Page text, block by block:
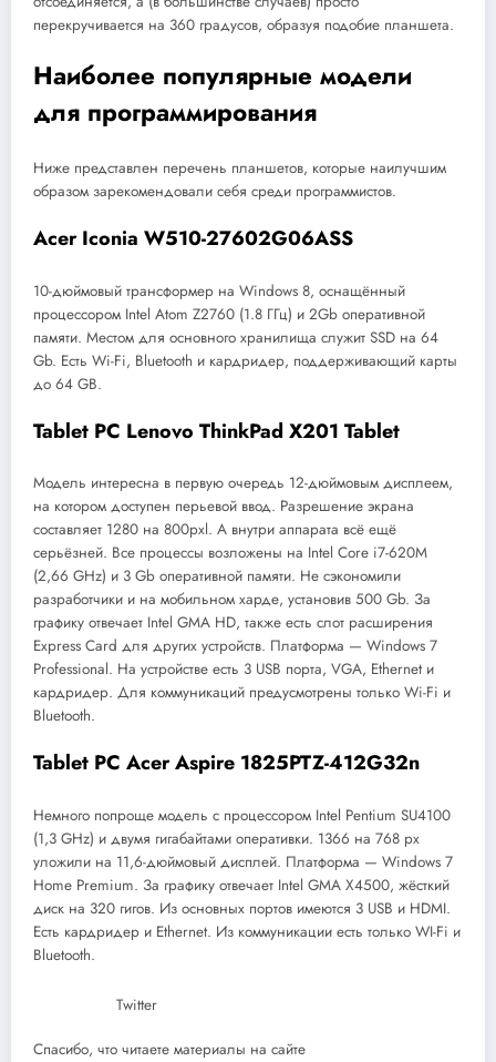
перекручивается на 360 градусов, образуя подобие планшета.
Наиболее популярные модели
для программирования
Ниже представлен перечень планшетов, которые наилучшим
образом зарекомендовали себя среди программистов.
Acer Iconia W510-27602G06ASS
10-дюймовый трансформер на Windows 8, оснащённый
процессором Intel Atom Z2760 (1.8 ГГц) и 2Gb оперативной
памяти. Местом для основного хранилища служит SSD на 64
Gb. Есть Wi-Fi, Bluetooth и кардридер, поддерживающий карты
до 64 GB.
Tablet PC Lenovo ThinkPad X201 Tablet
Модель интересна в первую очередь 12-дюймовым дисплеем,
на котором доступен перьевой ввод. Разрешение экрана
составляет 1280 на 800pxl. А внутри аппарата всё ещё
серьёзней. Все процессы возложены на Intel Core i7-620M
(2,66 GHz) и 3 Gb оперативной памяти. Не сэкономили
разработчики и на мобильном харде, установив 500 Gb. За
графику отвечает Intel GMA HD, также есть слот расширения
Express Card для других устройств. Платформа — Windows 7
Professional. На устройстве есть 3 USB порта, VGA, Ethernet и
кардридер. Для коммуникаций предусмотрены только Wi-Fi и
Bluetooth.
Tablet PC Acer Aspire 1825PTZ-412G32n
Немного попроще модель с процессором Intel Pentium SU4100
(1,3 GHz) и двумя гигабайтами оперативки. 1366 на 768 px
уложили на 11,6-дюймовый дисплей. Платформа — Windows 7
Home Premium. За графику отвечает Intel GMA X4500, жёсткий
диск на 320 гигов. Из основных портов имеются 3 USB и HDMI.
Есть кардридер и Ethernet. Из коммуникации есть только WI-Fi и
Bluetooth.
Twitter
Спасибо, что читаете материалы на сайте